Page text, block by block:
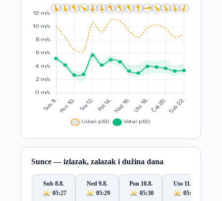
Sunce — izlazak, zalazak i dužina dana
Sub 8.8.
05:27
Ned 9.8.
05:29
Pon 10.8.
05:30
Uto 11.8.
05:31